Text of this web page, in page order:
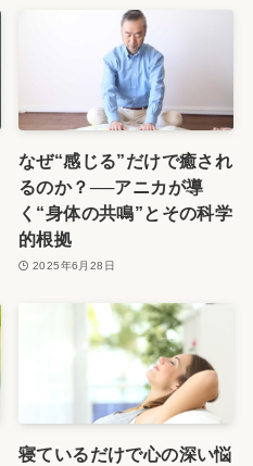
なぜ“感じる”だけで癒され
るのか？──アニカが導
く“身体の共鳴”とその科学
的根拠
2025年6月28日
寝ているだけで心の深い悩